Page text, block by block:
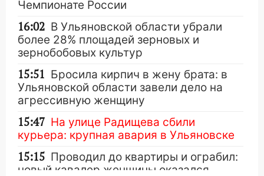
Чемпионате России
16:02 В Ульяновской области убрали
более 28% площадей зерновых и
зернобобовых культур
15:51 Бросила кирпич в жену брата: в
Ульяновской области завели дело на
агрессивную женщину
15:47 На улице Радищева сбили
курьера: крупная авария в Ульяновске
15:15 Проводил до квартиры и ограбил:
новый кавалер женщины оказался